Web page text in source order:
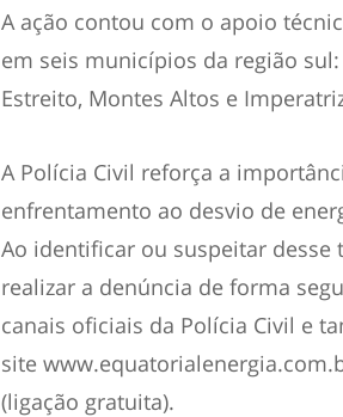
A ação contou com o apoio
em seis municípios da região
Estreito, Montes Altos e
A Polícia Civil reforça a
enfrentamento ao desvio de
Ao identificar ou suspeitar
realizar a denúncia de forma
canais oficiais da Polícia Civil e
site
(ligação gratuita).